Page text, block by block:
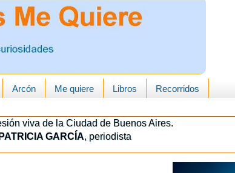
Arcón Me quiere Libros Recorridos
viva de la Ciudad de Buenos Aires.
PATRICIA GARCÍA, periodista